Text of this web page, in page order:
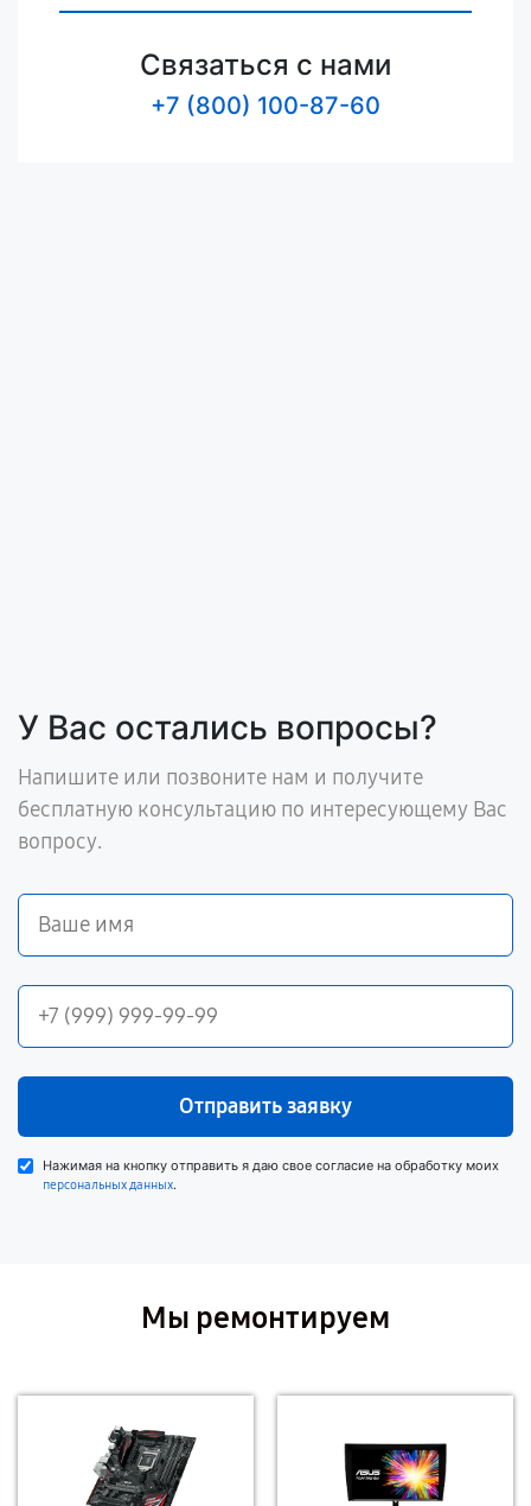
Связаться с нами
+7 (800) 100-87-60
У Вас остались вопросы?
Напишите или позвоните нам и получите
бесплатную консультацию по интересующему Вас
вопросу.
Отправить заявку
Нажимая на кнопку отправить я даю свое согласие на обработку моих
персональных данных.
Мы ремонтируем